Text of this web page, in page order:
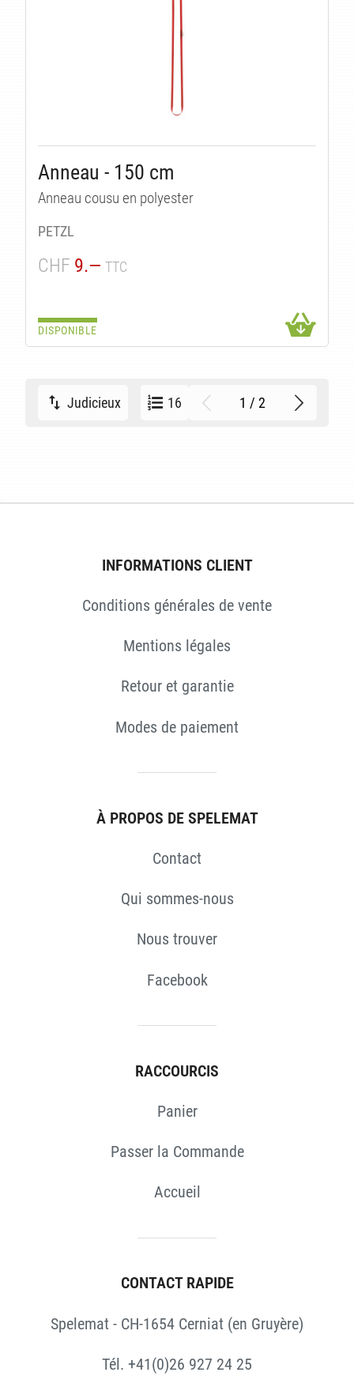
Anneau - 150 cm
Anneau cousu en polyester
PETZL
CHF 9.— TTC
DISPONIBLE
Judicieux 16 1 / 2
INFORMATIONS CLIENT
Conditions générales de vente
Mentions légales
Retour et garantie
Modes de paiement
À PROPOS DE SPELEMAT
Contact
Qui sommes-nous
Nous trouver
Facebook
RACCOURCIS
Panier
Passer la Commande
Accueil
CONTACT RAPIDE
Spelemat - CH-1654 Cerniat (en Gruyère)
Tél. +41(0)26 927 24 25